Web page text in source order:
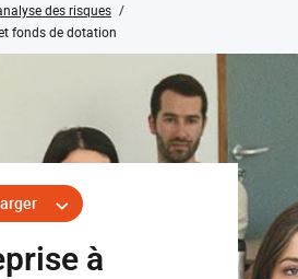
des risques
fonds de dotation
à